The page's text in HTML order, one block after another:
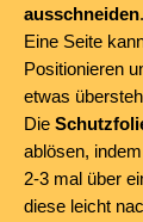
ausschneiden.
Eine Seite
Positionieren
etwas
Die
ablösen,
2-3 mal über
diese leicht